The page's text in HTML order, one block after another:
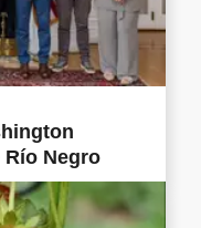
Negro